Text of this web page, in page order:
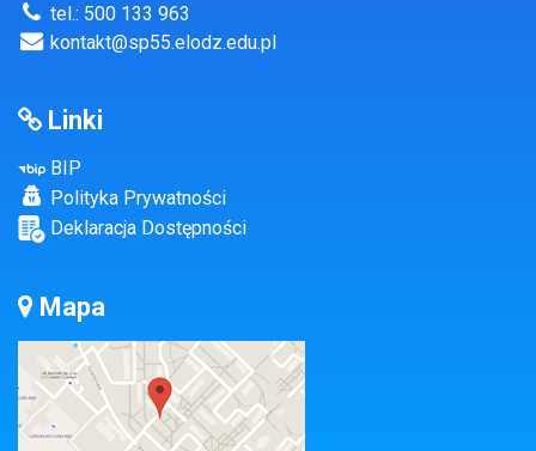
tel.: 500 133 963
kontakt@sp55.elodz.edu.pl
Linki
BIP
Polityka Prywatności
Deklaracja Dostępności
Mapa